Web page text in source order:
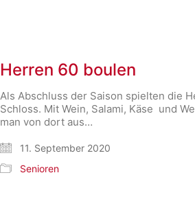
Herren 60 boulen
Als Abschluss der Saison spielten die
Schloss. Mit Wein, Salami, Käse und
man von dort aus…
11. September 2020
Senioren